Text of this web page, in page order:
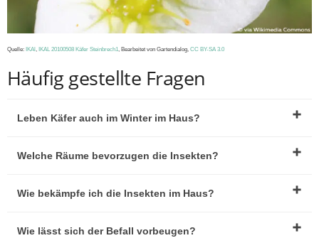
Quelle: IKAl, IKAL 20100508 Käfer Steinbrech1, Bearbeitet von Gartendialog, CC BY-SA 3.0
Häufig gestellte Fragen
Leben Käfer auch im Winter im Haus?
Welche Räume bevorzugen die Insekten?
Wie bekämpfe ich die Insekten im Haus?
Wie lässt sich der Befall vorbeugen?